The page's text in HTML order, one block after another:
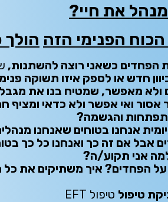
את חיי?
הפנימי הזה הולך
הפחדים כשאני רוצה להשתנות,
חדש או לספק איזו תשוקה
ולא מאפשר, שמטיח בנו את
אסור ואי אפשר ולא כדאי ומציף
והגשמה?
אנחנו בטוחים שאנחנו
אבל אם זה כך ואנחנו כל כך
אני תקוע/ה?
הפחדים? איך משתיקים את כל
טיפול טיפול EFT